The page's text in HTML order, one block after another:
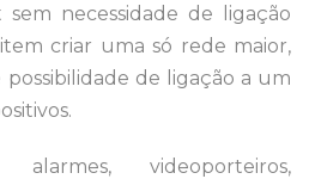
necessidade de ligação
criar uma só rede maior,
de ligação a um
videoporteiros,